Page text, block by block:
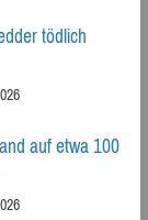
tödlich
auf etwa 100